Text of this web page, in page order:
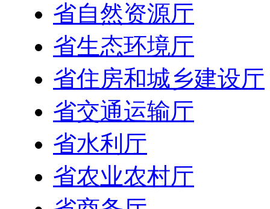
省自然资源厅
省生态环境厅
省住房和城乡建设厅
省交通运输厅
省水利厅
省农业农村厅